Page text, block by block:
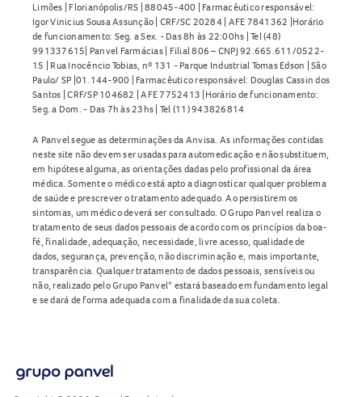
Limões | Florianópolis/RS | 88045-400 | Farmacêutico responsável:
Igor Vinicius Sousa Assunção | CRF/SC 20284 | AFE 7841362 |Horário
de funcionamento: Seg. a Sex. - Das 8h às 22:00hs | Tel (48)
991337615| Panvel Farmácias | Filial 806 – CNPJ 92.665.611/0522-
15 | Rua Inocêncio Tobias, nº 131 - Parque Industrial Tomas Edson | São
Paulo/ SP |01.144-900 | Farmacêutico responsável: Douglas Cassin dos
Santos | CRF/SP 104682 | AFE 7752413 |Horário de funcionamento:
Seg. a Dom. - Das 7h às 23hs | Tel (11) 943826814
A Panvel segue as determinações da Anvisa. As informações contidas
neste site não devem ser usadas para automedicação e não substituem,
em hipótese alguma, as orientações dadas pelo profissional da área
médica. Somente o médico está apto a diagnosticar qualquer problema
de saúde e prescrever o tratamento adequado. Ao persistirem os
sintomas, um médico deverá ser consultado. O Grupo Panvel realiza o
tratamento de seus dados pessoais de acordo com os princípios da boa-
fé, finalidade, adequação, necessidade, livre acesso, qualidade de
dados, segurança, prevenção, não discriminação e, mais importante,
transparência. Qualquer tratamento de dados pessoais, sensíveis ou
não, realizado pelo Grupo Panvel* estará baseado em fundamento legal
e se dará de forma adequada com a finalidade da sua coleta.